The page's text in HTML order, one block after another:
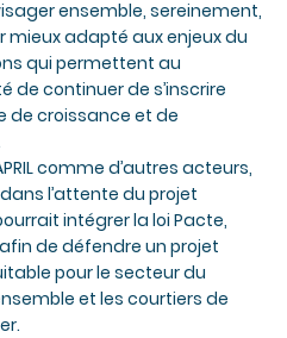
ensemble, sereinement,
mieux adapté aux enjeux du
qui permettent au
de continuer de s’inscrire
de croissance et de
comme d’autres acteurs,
l’attente du projet
intégrer la loi Pacte,
de défendre un projet
pour le secteur du
et les courtiers de